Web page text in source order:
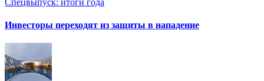
Инвесторы переходят из защиты в нападение